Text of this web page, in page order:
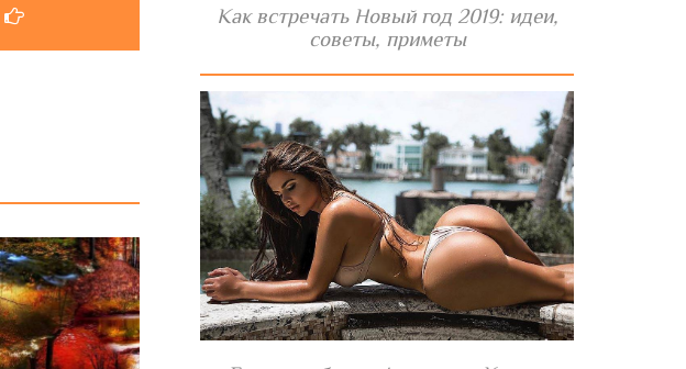
Как встречать Новый год 2019: идеи,
советы, приметы